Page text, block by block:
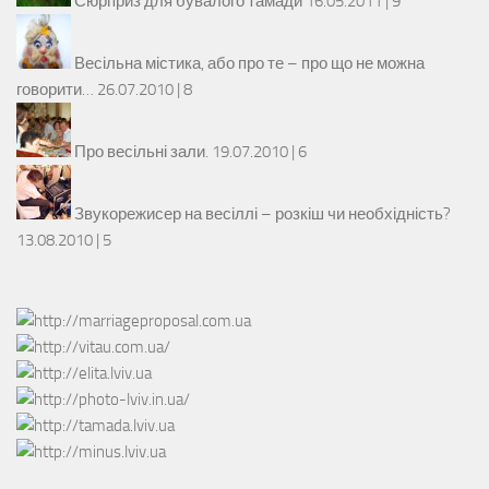
Весільна містика, або про те – про що не можна
говорити… 26.07.2010 | 8
Про весільні зали. 19.07.2010 | 6
Звукорежисер на весіллі – розкіш чи необхідність?
13.08.2010 | 5